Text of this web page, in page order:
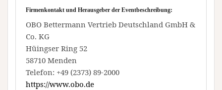
Firmenkontakt und Herausgeber der Eventbeschreibung:
OBO Bettermann Vertrieb Deutschland GmbH &
Co. KG
Hüingser Ring 52
58710 Menden
Telefon: +49 (2373) 89-2000
https://www.obo.de